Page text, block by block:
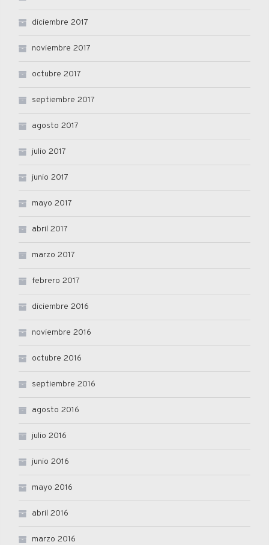
diciembre 2017
noviembre 2017
octubre 2017
septiembre 2017
agosto 2017
julio 2017
junio 2017
mayo 2017
abril 2017
marzo 2017
febrero 2017
diciembre 2016
noviembre 2016
octubre 2016
septiembre 2016
agosto 2016
julio 2016
junio 2016
mayo 2016
abril 2016
marzo 2016